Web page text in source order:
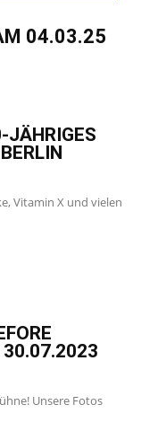
04.03.25
JÄHRIGES
Vitamin X und vielen
30.07.2023
Unsere Fotos